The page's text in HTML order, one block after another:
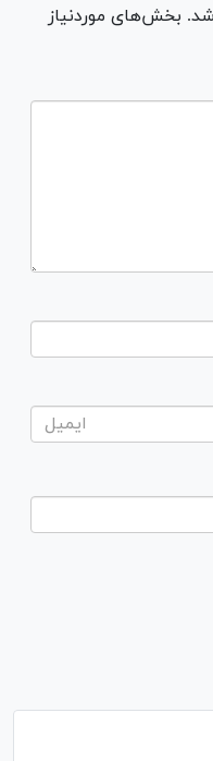
بخش‌های موردنیاز